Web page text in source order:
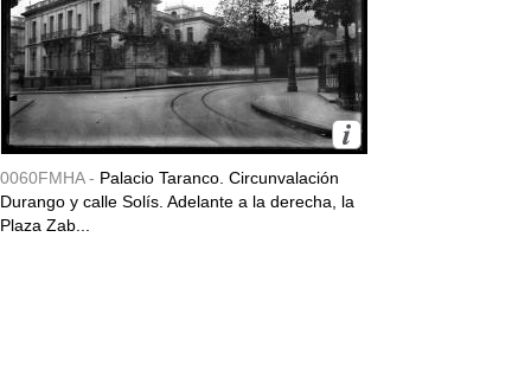
0060FMHA - Palacio Taranco. Circunvalación
Durango y calle Solís. Adelante a la derecha, la
Plaza Zab...